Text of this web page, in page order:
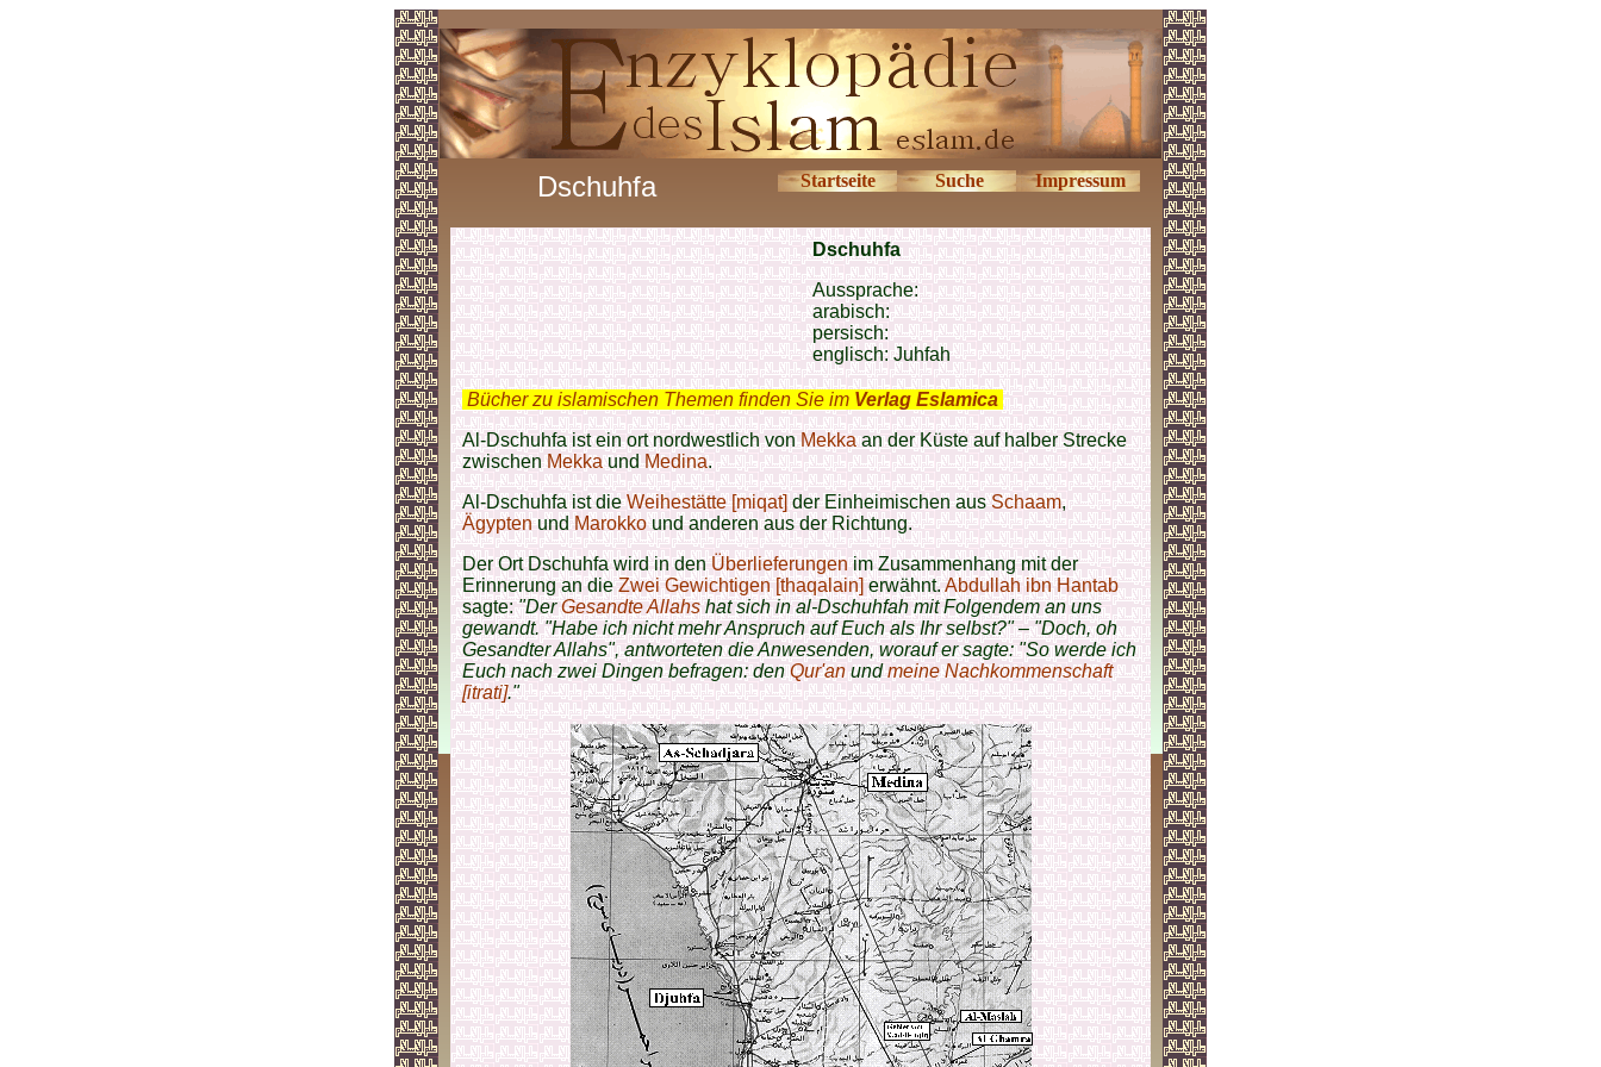
Dschuhfa Startseite Suche Impressum
Dschuhfa
Aussprache:
arabisch:
persisch:
englisch: Juhfah
Bücher zu islamischen Themen finden Sie im Verlag Eslamica
Al-Dschuhfa ist ein ort nordwestlich vonMekkaan der Küste auf halber Strecke
zwischenMekkaundMedina.
Al-Dschuhfa ist dieWeihestätte [miqat]der Einheimischen ausSchaam,
ÄgyptenundMarokkound anderen aus der Richtung.
Der Ort Dschuhfa wird in denÜberlieferungenim Zusammenhang mit der
Erinnerung an dieZwei Gewichtigen [thaqalain]erwähnt.Abdullah ibn Hantab
sagte:"DerGesandte Allahshat sich in al-Dschuhfah mit Folgendem an uns
gewandt. "Habe ich nicht mehr Anspruch auf Euch als Ihr selbst?" – "Doch, oh
Gesandter Allahs", antworteten die Anwesenden, worauf er sagte: "So werde ich
Euch nach zwei Dingen befragen: denQur'anundmeine Nachkommenschaft
[itrati]."